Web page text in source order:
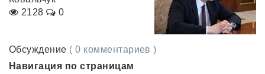
2128
0
Обсуждение ( 0 комментариев )
Навигация по страницам